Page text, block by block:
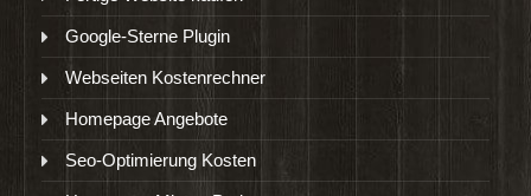
Google-Sterne Plugin
Webseiten Kostenrechner
Homepage Angebote
Seo-Optimierung Kosten